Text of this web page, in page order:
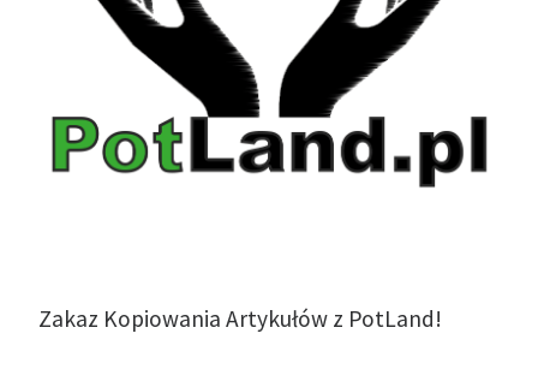
Zakaz Kopiowania Artykułów z PotLand!